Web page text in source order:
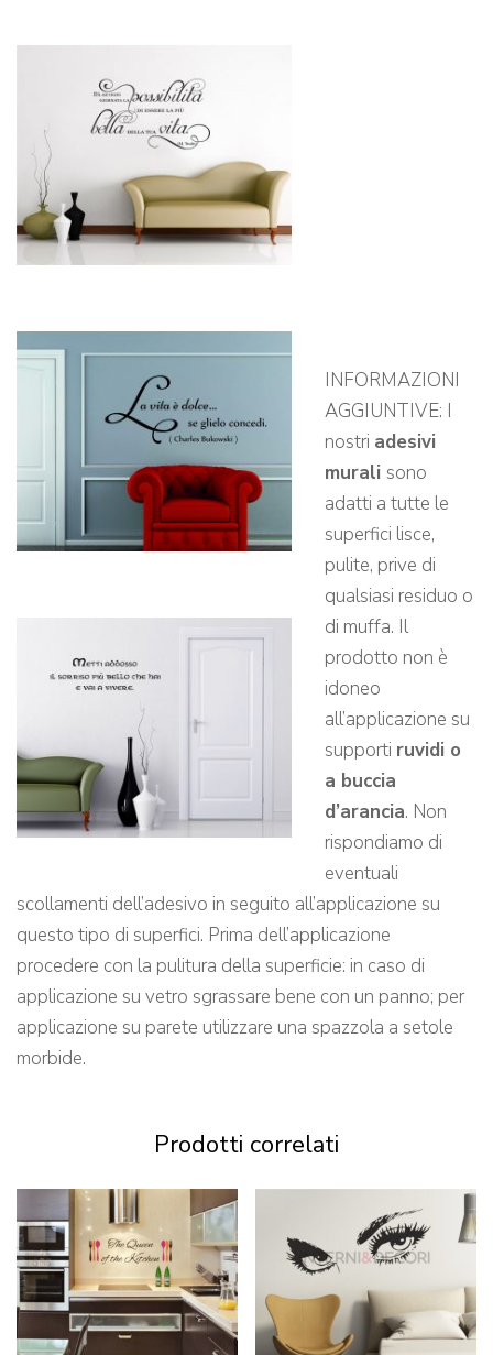
INFORMAZIONI
AGGIUNTIVE: I
nostri adesivi
murali sono
adatti a tutte le
superfici lisce,
pulite, prive di
qualsiasi residuo o
di muffa. Il
prodotto non è
idoneo
all’applicazione su
supporti ruvidi o
a buccia
d’arancia. Non
rispondiamo di
eventuali
scollamenti dell’adesivo in seguito all’applicazione su
questo tipo di superfici. Prima dell’applicazione
procedere con la pulitura della superficie: in caso di
applicazione su vetro sgrassare bene con un panno; per
applicazione su parete utilizzare una spazzola a setole
morbide.
Prodotti correlati